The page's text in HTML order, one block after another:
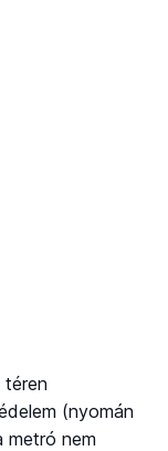
téren
(nyomán
metró nem